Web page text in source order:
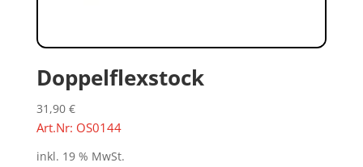
Doppelflexstock
31,90 €
Art.Nr: OS0144
inkl. 19 % MwSt.